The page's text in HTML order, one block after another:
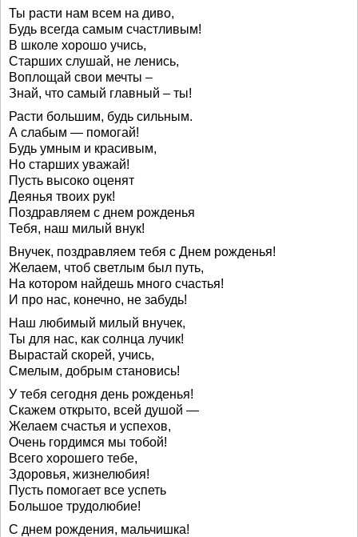
Ты расти нам всем на диво,
Будь всегда самым счастливым!
В школе хорошо учись,
Старших слушай, не ленись,
Воплощай свои мечты –
Знай, что самый главный – ты!
Расти большим, будь сильным.
А слабым — помогай!
Будь умным и красивым,
Но старших уважай!
Пусть высоко оценят
Деянья твоих рук!
Поздравляем с днем рожденья
Тебя, наш милый внук!
Внучек, поздравляем тебя с Днем рожденья!
Желаем, чтоб светлым был путь,
На котором найдешь много счастья!
И про нас, конечно, не забудь!
Наш любимый милый внучек,
Ты для нас, как солнца лучик!
Вырастай скорей, учись,
Смелым, добрым становись!
У тебя сегодня день рожденья!
Скажем открыто, всей душой —
Желаем счастья и успехов,
Очень гордимся мы тобой!
Всего хорошего тебе,
Здоровья, жизнелюбия!
Пусть помогает все успеть
Большое трудолюбие!
С днем рождения, мальчишка!